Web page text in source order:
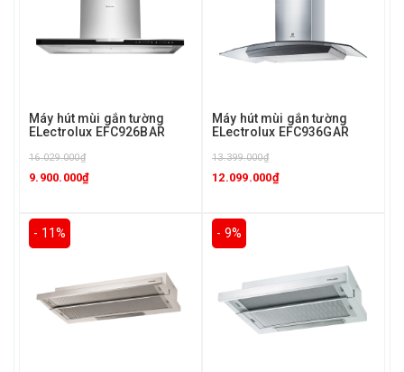
Máy hút mùi gắn tường
ELectrolux EFC926BAR
16.029.000₫
9.900.000₫
Máy hút mùi gắn tường
ELectrolux EFC936GAR
13.399.000₫
12.099.000₫
- 11% - 9%